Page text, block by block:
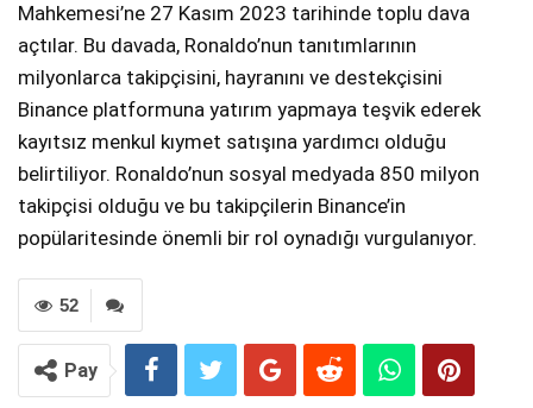
Mahkemesi’ne 27 Kasım 2023 tarihinde toplu dava
açtılar. Bu davada, Ronaldo’nun tanıtımlarının
milyonlarca takipçisini, hayranını ve destekçisini
Binance platformuna yatırım yapmaya teşvik ederek
kayıtsız menkul kıymet satışına yardımcı olduğu
belirtiliyor. Ronaldo’nun sosyal medyada 850 milyon
takipçisi olduğu ve bu takipçilerin Binance’in
popülaritesinde önemli bir rol oynadığı vurgulanıyor.
52
Pay